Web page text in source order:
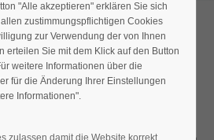
des Heimgarten und
"Alle akzeptieren" erklären Sie sich
zustimmungspflichtigen Cookies
zur Verwendung der von Ihnen
erteilen Sie mit dem Klick auf den Button
weitere Informationen über die
für die Änderung Ihrer Einstellungen
Informationen".
zulassen damit die Website korrekt